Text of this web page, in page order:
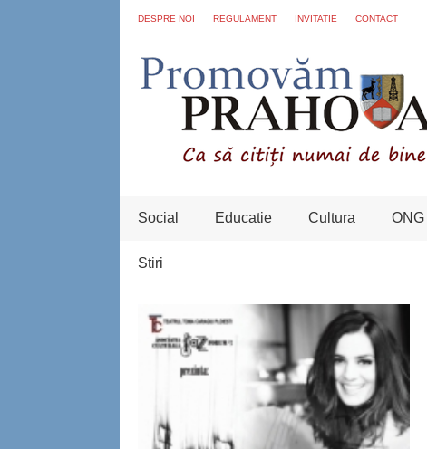
DESPRE NOI REGULAMENT INVITATIE CONTACT
Social Educatie Cultura ONG
Stiri